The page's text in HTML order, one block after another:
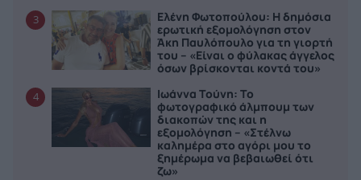
3
Ελένη Φωτοπούλου: Η δημόσια
ερωτική εξομολόγηση στον
Άκη Παυλόπουλο για τη γιορτή
του – «Είναι ο φύλακας άγγελος
όσων βρίσκονται κοντά του»
4
Ιωάννα Τούνη: Το
φωτογραφικό άλμπουμ των
διακοπών της και η
εξομολόγηση – «Στέλνω
καλημέρα στο αγόρι μου το
ξημέρωμα να βεβαιωθεί ότι
ζω»